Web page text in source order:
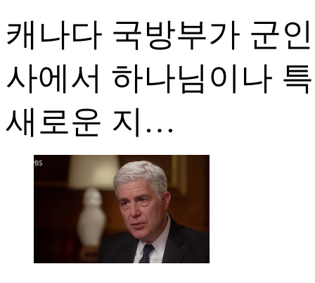
캐나다 국방부가 군
사에서 하나님이나
새로운 지…